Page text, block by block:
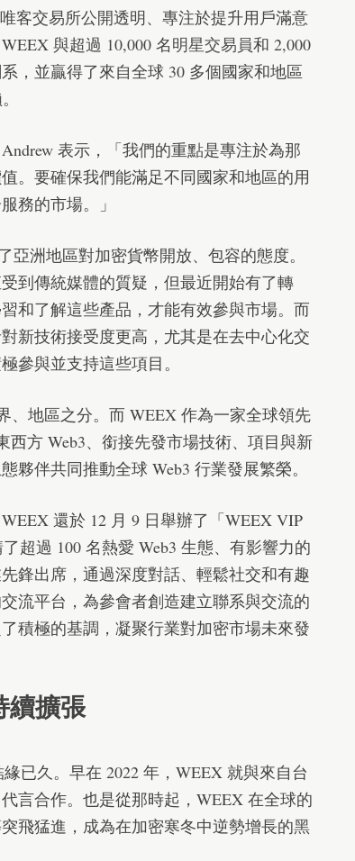
客交易所公開透明、專注於提升用戶滿意
與超過 10,000 名明星交易員和 2,000
，並贏得了來自全球 30 多個國家和地區
表示，「我們的重點是專注於為那
。要確保我們能滿足不同國家和地區的用
務的市場。」
亞洲地區對加密貨幣開放、包容的態度。
到傳統媒體的質疑，但最近開始有了轉
和了解這些產品，才能有效參與市場。而
新技術接受度更高，尤其是在去中心化交
參與並支持這些項目。
、地區之分。而 WEEX 作為一家全球領先
西方 Web3、銜接先發市場技術、項目與新
夥伴共同推動全球 Web3 行業發展繁榮。
還於 12 月 9 日舉辦了「WEEX VIP
超過 100 名熱愛 Web3 生態、有影響力的
鋒出席，通過深度對話、輕鬆社交和有趣
流平台，為參會者創造建立聯系與交流的
積極的基調，凝聚行業對加密市場未來發
續擴張
已久。早在 2022 年，WEEX 就與來自台
言合作。也是從那時起，WEEX 在全球的
飛猛進，成為在加密寒冬中逆勢增長的黑